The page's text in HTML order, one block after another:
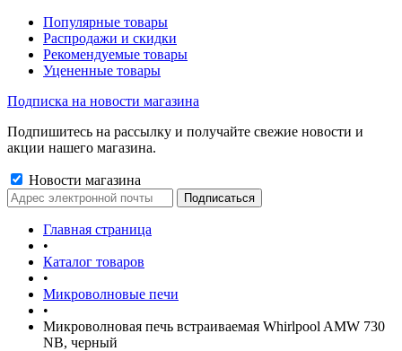
Популярные товары
Распродажи и скидки
Рекомендуемые товары
Уцененные товары
Подписка на новости магазина
Подпишитесь на рассылку и получайте свежие новости и
акции нашего магазина.
Новости магазина
Главная страница
•
Каталог товаров
•
Микроволновые печи
•
Микроволновая печь встраиваемая Whirlpool AMW 730
NB, черный